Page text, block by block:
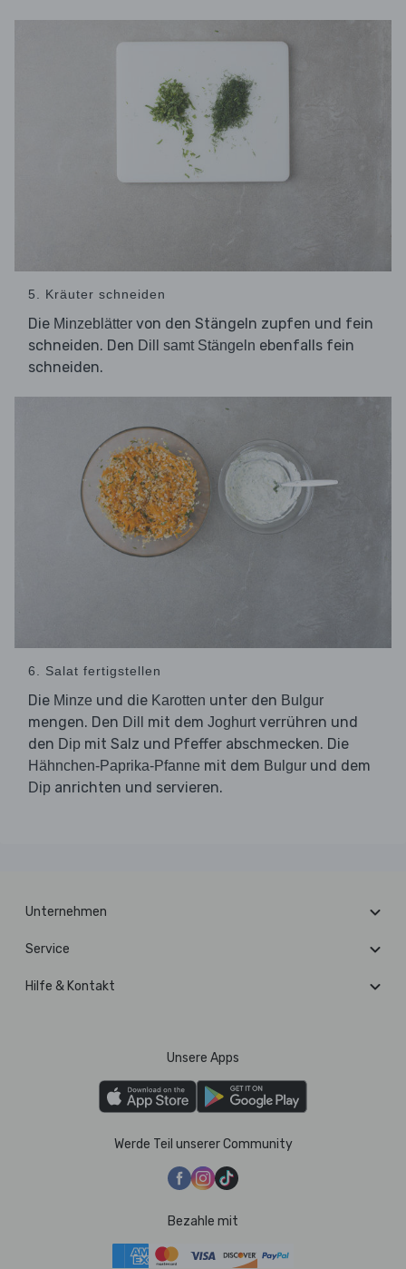
5. Kräuter schneiden
Die Minzeblätter von den Stängeln zupfen und fein
schneiden. Den Dill samt Stängeln ebenfalls fein
schneiden.
6. Salat fertigstellen
Die Minze und die Karotten unter den Bulgur
mengen. Den Dill mit dem Joghurtverrühren und
den Dip mit Salz und Pfeffer abschmecken. Die
Hähnchen-Paprika-Pfanne mit dem Bulgur und dem
Dip anrichten und servieren.
Unternehmen
Service
Hilfe & Kontakt
Unsere Apps
Werde Teil unserer Community
Bezahle mit